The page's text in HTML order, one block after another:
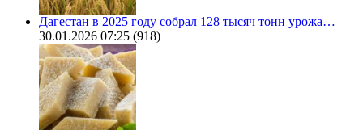
Дагестан в 2025 году собрал 128 тысяч тонн урожа…
30.01.2026 07:25 (918)